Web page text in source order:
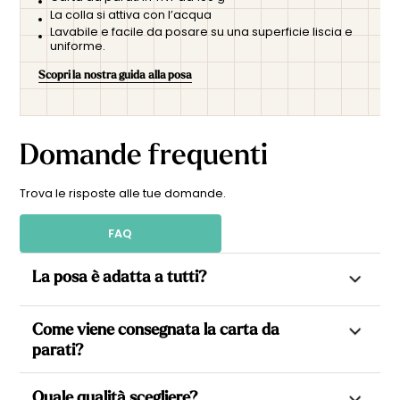
La colla si attiva con l’acqua
Lavabile e facile da posare su una superficie liscia e
uniforme.
Scopri la nostra guida alla posa
Domande frequenti
Trova le risposte alle tue domande.
FAQ
La posa è adatta a tutti?
tessuto), il che consente di applicare la colla direttamente
sulla parete, rendendo la posa più semplice e veloce.
Come viene consegnata la carta da
parati?